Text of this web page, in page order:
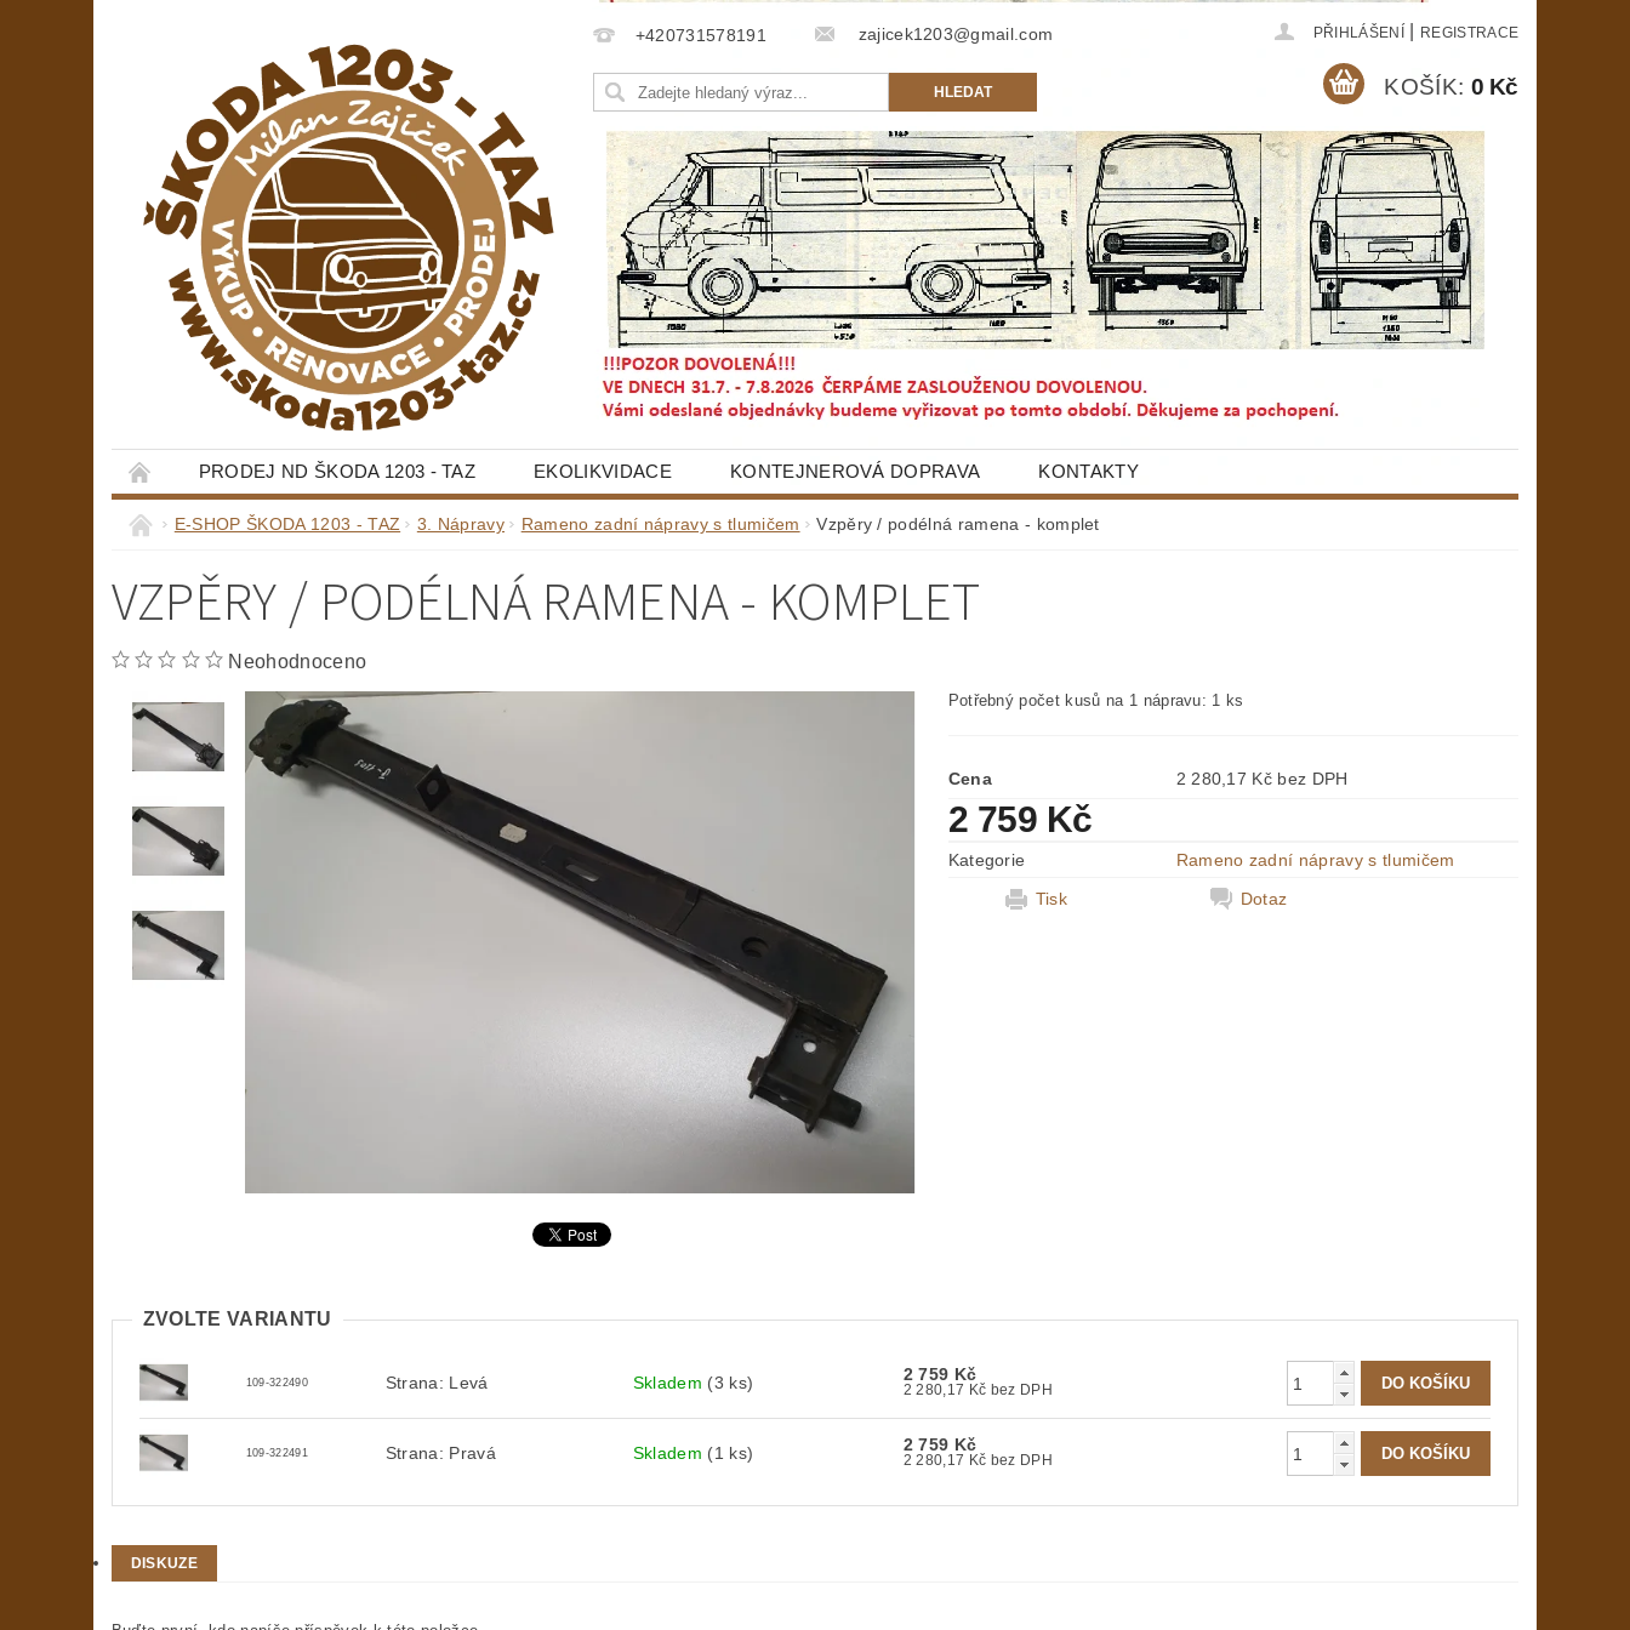
+420731578191 zajicek1203@gmail.com PŘIHLÁŠENÍ REGISTRACE
KOŠÍK: 0 Kč
PRODEJ ND ŠKODA 1203 - TAZ EKOLIKVIDACE KONTEJNEROVÁ DOPRAVA KONTAKTY
E-SHOP ŠKODA 1203 - TAZ 3. Nápravy Rameno zadní nápravy s tlumičem Vzpěry / podélná ramena - komplet
VZPĚRY / PODÉLNÁ RAMENA - KOMPLET
Neohodnoceno
Potřebný počet kusů na 1 nápravu: 1 ks
Cena 2 280,17 Kč bez DPH
2 759 Kč
Kategorie
Rameno zadní nápravy s tlumičem
Tisk
Dotaz
ZVOLTE VARIANTU
109-322490 Strana: Levá Skladem (3 ks) 2 759 Kč
2 280,17 Kč bez DPH
109-322491 Strana: Pravá Skladem (1 ks) 2 759 Kč
2 280,17 Kč bez DPH
DISKUZE